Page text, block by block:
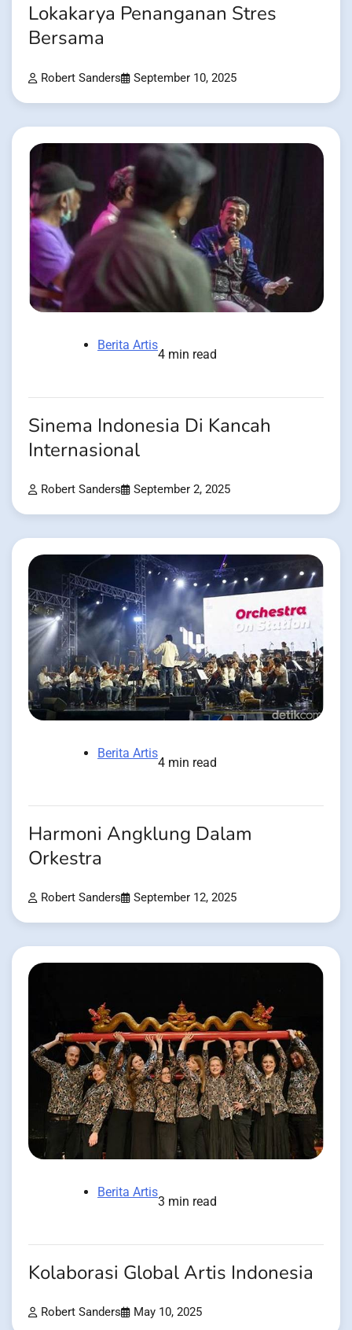
Lokakarya Penanganan Stres
Bersama
Robert Sanders September 10, 2025
Berita Artis
4 min read
Sinema Indonesia Di Kancah
Internasional
Robert Sanders September 2, 2025
Berita Artis
4 min read
Harmoni Angklung Dalam
Orkestra
Robert Sanders September 12, 2025
Berita Artis
3 min read
Kolaborasi Global Artis Indonesia
Robert Sanders May 10, 2025